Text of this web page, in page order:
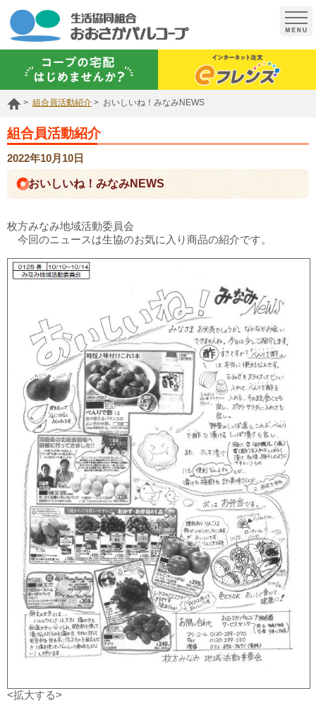
t
o
g
組合員活動紹介 おいしいね！みなみNEWS
組合員活動紹介
2022年10月10日
おいしいね！みなみNEWS
枚方みなみ地域活動委員会
今回のニュースは生協のお気に入り商品の紹介です。
<拡大する>